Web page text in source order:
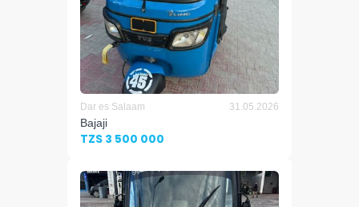
Dar es Salaam 31.05.2026
Bajaji
TZS 3 500 000